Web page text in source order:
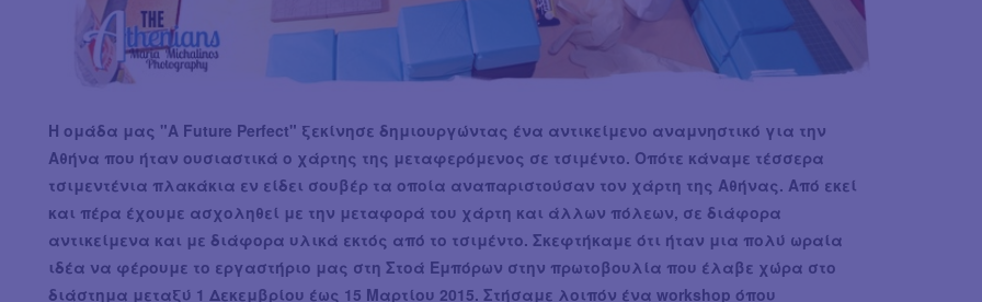
Η ομάδα μας "A Future Perfect" ξεκίνησε δημιουργώντας ένα αντικείμενο αναμνηστικό για την
Αθήνα που ήταν ουσιαστικά ο χάρτης της μεταφερόμενος σε τσιμέντο. Οπότε κάναμε τέσσερα
τσιμεντένια πλακάκια εν είδει σουβέρ τα οποία αναπαριστούσαν τον χάρτη της Αθήνας. Από εκεί
και πέρα έχουμε ασχοληθεί με την μεταφορά του χάρτη και άλλων πόλεων, σε διάφορα
αντικείμενα και με διάφορα υλικά εκτός από το τσιμέντο. Σκεφτήκαμε ότι ήταν μια πολύ ωραία
ιδέα να φέρουμε το εργαστήριο μας στη Στοά Εμπόρων στην πρωτοβουλία που έλαβε χώρα στο
διάστημα μεταξύ 1 Δεκεμβρίου έως 15 Μαρτίου 2015. Στήσαμε λοιπόν ένα workshop όπου